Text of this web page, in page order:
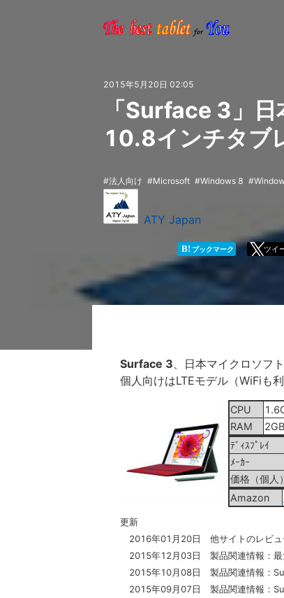
2015年5月20日 02:05
「Surface 3」
10.8インチタブ
法人向け Microsoft Windows 8
ATY Japan
B! ブックマーク ツイ
Surface 3、日本マイクロソフ
個人向けはLTEモデル（WiFiも
CPU
RAM
ﾃﾞｨｽﾌﾟﾚｲ
ﾒｰｶｰ
価格（個人）
Amazon
更新
2016年01月20日 他サイトのレビュ
2015年12月03日 製品関連情報：最
2015年10月08日 製品関連情報：
2015年09月07日 製品関連情報：